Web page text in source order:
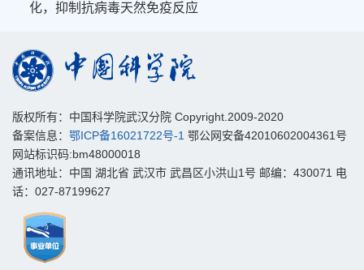
化，抑制抗病毒天然免疫反应
版权所有：中国科学院武汉分院 Copyright.2009-2020
备案信息： 鄂ICP备16021722号-1 鄂公网安备42010602004361号
网站标识码:bm48000018
通讯地址：中国 湖北省 武汉市 武昌区小洪山1号 邮编：430071 电
话：027-87199627